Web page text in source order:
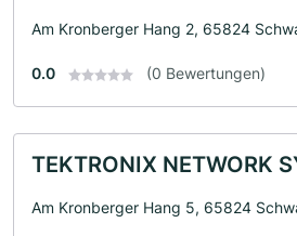
Am Kronberger Hang 2, 65824
0.0 (0 Bewertungen)
TEKTRONIX NETWORK
Am Kronberger Hang 5, 65824